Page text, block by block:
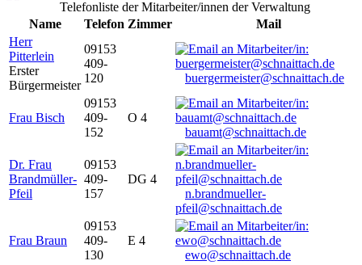
Telefonliste der Mitarbeiter/innen der Verwaltung
Name
Telefon Zimmer
Mail
Herr
Pitterlein
Erster
Bürgermeister
09153
409-
120
buergermeister@schnaittach.de
Frau Bisch
09153
409-
152
O 4
bauamt@schnaittach.de
Dr. Frau
Brandmüller-
Pfeil
09153
409-
157
DG 4
n.brandmueller-
pfeil@schnaittach.de
Frau Braun
09153
409-
130
E 4
ewo@schnaittach.de